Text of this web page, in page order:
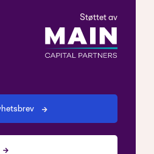
Støttet av